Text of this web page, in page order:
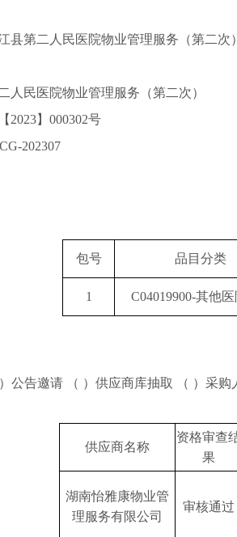
县第二人民医院物业管理服务（第二次
人民医院物业管理服务（第二次）
2023】 000302号
202307
包号 品目分类
1 C04019900-其他
公告邀请 （ ）供应商库抽取 （ ）采购
供应商名称
资格审查
果
湖南怡雅康物业管
理服务有限公司
审核通过